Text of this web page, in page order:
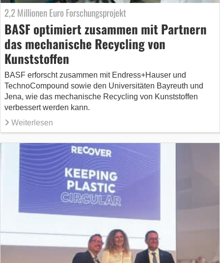
2,2 Millionen Euro Forschungsprojekt
BASF optimiert zusammen mit Partnern
das mechanische Recycling von
Kunststoffen
BASF erforscht zusammen mit Endress+Hauser und
TechnoCompound sowie den Universitäten Bayreuth und
Jena, wie das mechanische Recycling von Kunststoffen
verbessert werden kann.
Weiterlesen